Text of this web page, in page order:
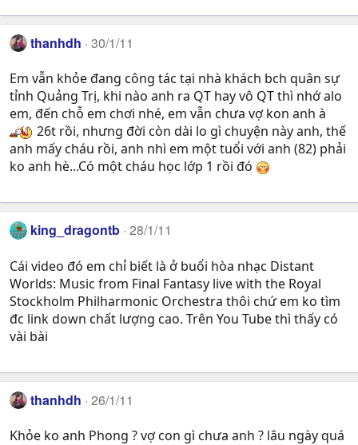
thanhdh 30/1/11
Em vẫn khỏe đang công tác tại nhà khách bch quân sự
tỉnh Quảng Trị, khi nào anh ra QT hay vô QT thì nhớ alo
em, đến chỗ em chơi nhé, em vẫn chưa vợ kon anh à
26t rồi, nhưng đời còn dài lo gì chuyện này anh, thế
anh mấy cháu rồi, anh nhì em một tuổi với anh (82) phải
ko anh hè...Có một cháu học lớp 1 rồi đó
king_dragontb 28/1/11
Cái video đó em chỉ biết là ở buổi hòa nhạc Distant
Worlds: Music from Final Fantasy live with the Royal
Stockholm Philharmonic Orchestra thôi chứ em ko tìm
đc link down chất lượng cao. Trên You Tube thì thấy có
vài bài
thanhdh 26/1/11
Khỏe ko anh Phong ? vợ con gì chưa anh ? lâu ngày quá